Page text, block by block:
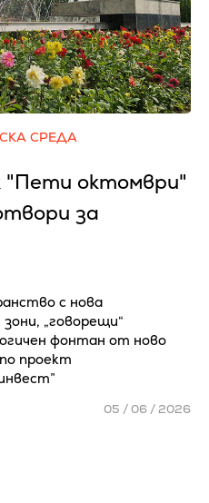
СРЕДА
"Пети октомври"
за
с нова
„говорещи“
фонтан от ново
проект
05 / 06 / 2026